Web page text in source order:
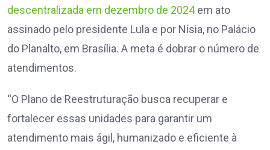
descentralizada em dezembro de 2024em ato
assinado pelo presidente Lula e por Nísia, no Palácio
do Planalto, em Brasília. A meta é dobrar o número de
atendimentos.
“O Plano de Reestruturação busca recuperar e
fortalecer essas unidades para garantir um
atendimento mais ágil, humanizado e eficiente à